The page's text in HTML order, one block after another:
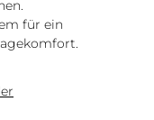
für ein